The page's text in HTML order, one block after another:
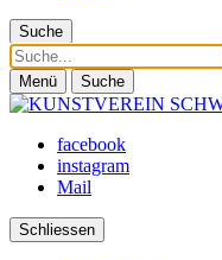
Suche
Suche
Menü Suche
facebook
instagram
Mail
Schliessen